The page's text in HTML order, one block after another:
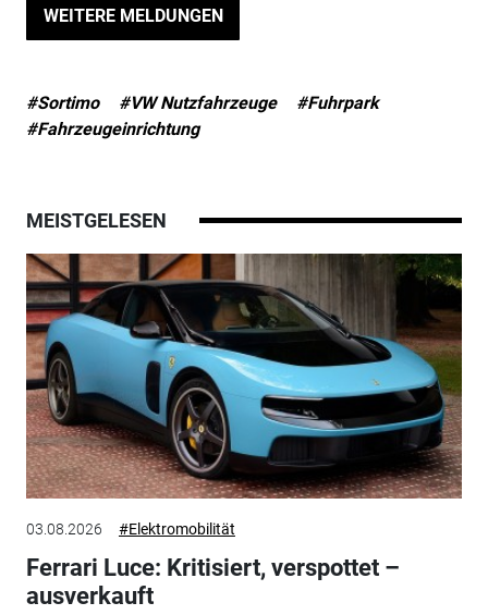
WEITERE MELDUNGEN
#Sortimo #VW Nutzfahrzeuge
#Fuhrpark
#Fahrzeugeinrichtung
MEISTGELESEN
03.08.2026 #Elektromobilität
Ferrari Luce: Kritisiert, verspottet –
ausverkauft